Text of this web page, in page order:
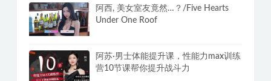
阿西, 美女室友竟然…？/Five Hearts
Under One Roof
阿苏·男士体能提升课，性能力max训练
营10节课帮你提升战斗力